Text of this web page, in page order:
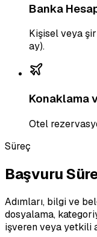
Banka
Kişisel veya
ay).
Konaklama
Otel
Süreç
Başvuru
Adımları, bilgi ve
dosyalama,
işveren veya yetkili